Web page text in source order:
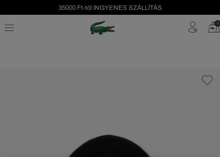
35000 Ft-tól INGYENES SZÁLLÍTÁS
Szezonális leárazás akár -40%! 0